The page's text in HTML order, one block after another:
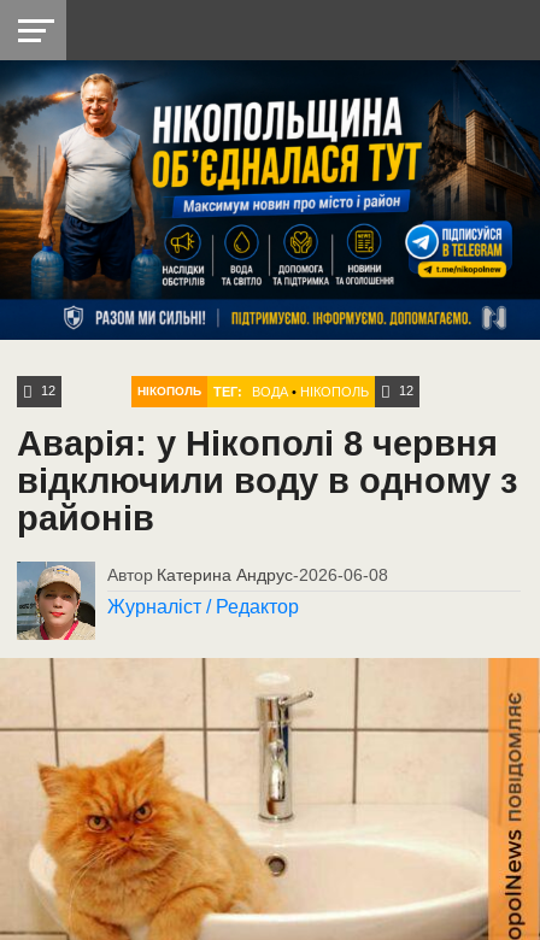
НІКОПОЛЬ
РАЙОН
СІЧЕСЛАВСЬКА
УКРАЇНА
РЕТРО
НІКОПОЛЬ
ЛАЙТ
УКРАЇНА
ДОПОМОГА
РАДІО
12 НІКОПОЛЬ ТЕГ: ВОДА •НІКОПОЛЬ 12
Аварія: у Нікополі 8 червня
відключили воду в одному з
районів
Автор Катерина Андрус-2026-06-08
Журналіст / Редактор